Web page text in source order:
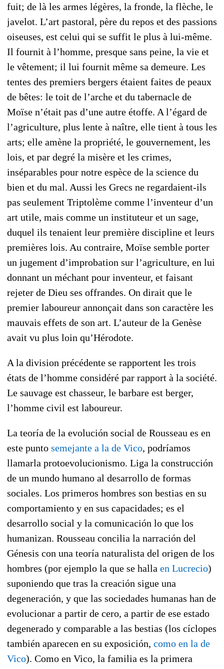
fuit; de là les armes légères, la fronde, la flèche, le
javelot. L’art pastoral, père du repos et des passions
oiseuses, est celui qui se suffit le plus à lui-même.
Il fournit à l’homme, presque sans peine, la vie et
le vêtement; il lui fournit même sa demeure. Les
tentes des premiers bergers étaient faites de peaux
de bêtes: le toit de l’arche et du tabernacle de
Moïse n’était pas d’une autre étoffe. A l’égard de
l’agriculture, plus lente à naître, elle tient à tous les
arts; elle amène la propriété, le gouvernement, les
lois, et par degré la misère et les crimes,
inséparables pour notre espèce de la science du
bien et du mal. Aussi les Grecs ne regardaient-ils
pas seulement Triptolème comme l’inventeur d’un
art utile, mais comme un instituteur et un sage,
duquel ils tenaient leur première discipline et leurs
premières lois. Au contraire, Moïse semble porter
un jugement d’improbation sur l’agriculture, en lui
donnant un méchant pour inventeur, et faisant
rejeter de Dieu ses offrandes. On dirait que le
premier laboureur annonçait dans son caractère les
mauvais effets de son art. L’auteur de la Genèse
avait vu plus loin qu’Hérodote.
A la division précédente se rapportent les trois
états de l’homme considéré par rapport à la société.
Le sauvage est chasseur, le barbare est berger,
l’homme civil est laboureur.
La teoría de la evolución social de Rousseau es en
este punto semejante a la de Vico, podríamos
llamarla protoevolucionismo. Liga la construcción
de un mundo humano al desarrollo de formas
sociales. Los primeros hombres son bestias en su
comportamiento y en sus capacidades; es el
desarrollo social y la comunicación lo que los
humanizan. Rousseau concilia la narración del
Génesis con una teoría naturalista del origen de los
hombres (por ejemplo la que se halla en Lucrecio)
suponiendo que tras la creación sigue una
degeneración, y que las sociedades humanas han de
evolucionar a partir de cero, a partir de ese estado
degenerado y comparable a las bestias (los cíclopes
también aparecen en su exposición, como en la de
Vico). Como en Vico, la familia es la primera